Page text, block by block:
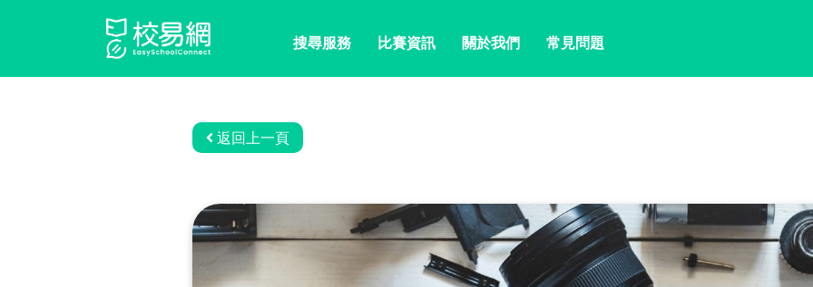
搜尋服務 比賽資訊 關於我們 常見問題
返回上一頁